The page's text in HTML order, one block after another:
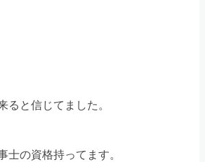
ると信じてました。
士の資格持ってます。